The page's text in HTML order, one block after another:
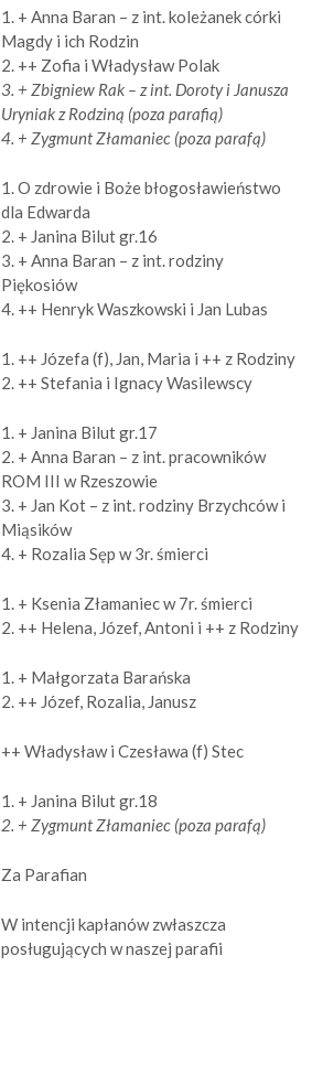
1. + Anna Baran – z int. koleżanek córki
Magdy i ich Rodzin
2. ++ Zofia i Władysław Polak
3. + Zbigniew Rak – z int. Doroty i Janusza
Uryniak z Rodziną (poza parafią)
4. + Zygmunt Złamaniec (poza parafą)
1. O zdrowie i Boże błogosławieństwo
dla Edwarda
2. + Janina Bilut gr.16
3. + Anna Baran – z int. rodziny
Piękosiów
4. ++ Henryk Waszkowski i Jan Lubas
1. ++ Józefa (f), Jan, Maria i ++ z Rodziny
2. ++ Stefania i Ignacy Wasilewscy
1. + Janina Bilut gr.17
2. + Anna Baran – z int. pracowników
ROM III w Rzeszowie
3. + Jan Kot – z int. rodziny Brzychców i
Miąsików
4. + Rozalia Sęp w 3r. śmierci
1. + Ksenia Złamaniec w 7r. śmierci
2. ++ Helena, Józef, Antoni i ++ z Rodziny
1. + Małgorzata Barańska
2. ++ Józef, Rozalia, Janusz
++ Władysław i Czesława (f) Stec
1. + Janina Bilut gr.18
2. + Zygmunt Złamaniec (poza parafą)
Za Parafian
W intencji kapłanów zwłaszcza
posługujących w naszej parafii